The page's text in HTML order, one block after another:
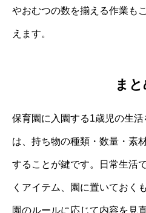
やおむつの数を揃える作業も
えます。
ま
保育園に入園する1歳児の生
は、持ち物の種類・数量・素
することが鍵です。日常生活
くアイテム、園に置いておく
園のルールに応じて内容を見